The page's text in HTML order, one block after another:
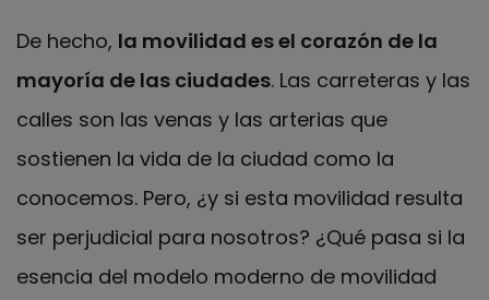
De hecho, la movilidad es el corazón de la
mayoría de las ciudades. Las carreteras y las
calles son las venas y las arterias que
sostienen la vida de la ciudad como la
conocemos. Pero, ¿y si esta movilidad resulta
ser perjudicial para nosotros? ¿Qué pasa si la
esencia del modelo moderno de movilidad